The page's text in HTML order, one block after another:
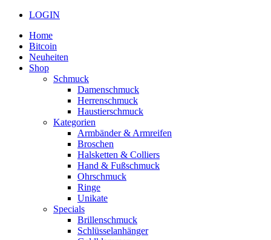
LOGIN
Home
Bitcoin
Neuheiten
Shop
Schmuck
Damenschmuck
Herrenschmuck
Haustierschmuck
Kategorien
Armbänder & Armreifen
Broschen
Halsketten & Colliers
Hand & Fußschmuck
Ohrschmuck
Ringe
Unikate
Specials
Brillenschmuck
Schlüsselanhänger